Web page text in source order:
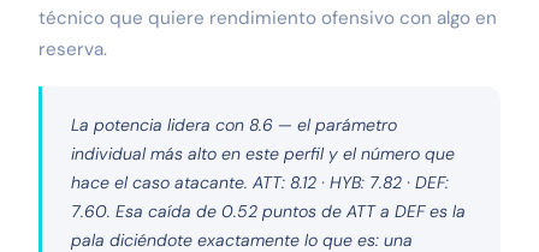
técnico que quiere rendimiento ofensivo con algo en
reserva.
La potencia lidera con 8.6 — el parámetro
individual más alto en este perfil y el número que
hace el caso atacante. ATT: 8.12 · HYB: 7.82 · DEF:
7.60. Esa caída de 0.52 puntos de ATT a DEF es la
pala diciéndote exactamente lo que es: una